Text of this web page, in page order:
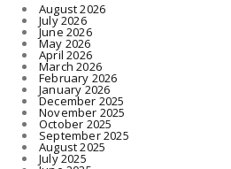
August 2026
July 2026
June 2026
May 2026
April 2026
March 2026
February 2026
January 2026
December 2025
November 2025
October 2025
September 2025
August 2025
July 2025